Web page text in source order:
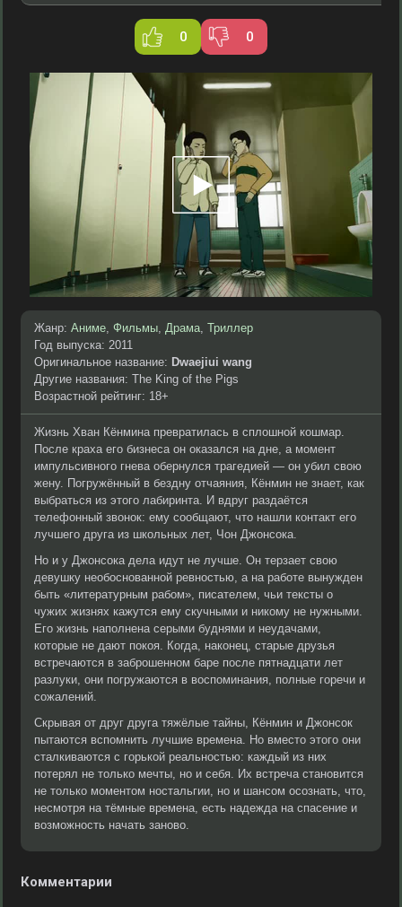
0 0
Жанр: Аниме, Фильмы, Драма, Триллер
Год выпуска: 2011
Оригинальное название: Dwaejiui wang
Другие названия: The King of the Pigs
Возрастной рейтинг: 18+
Жизнь Хван Кёнмина превратилась в сплошной кошмар.
После краха его бизнеса он оказался на дне, а момент
импульсивного гнева обернулся трагедией — он убил свою
жену. Погружённый в бездну отчаяния, Кёнмин не знает, как
выбраться из этого лабиринта. И вдруг раздаётся
телефонный звонок: ему сообщают, что нашли контакт его
лучшего друга из школьных лет, Чон Джонсока.
Но и у Джонсока дела идут не лучше. Он терзает свою
девушку необоснованной ревностью, а на работе вынужден
быть «литературным рабом», писателем, чьи тексты о
чужих жизнях кажутся ему скучными и никому не нужными.
Его жизнь наполнена серыми буднями и неудачами,
которые не дают покоя. Когда, наконец, старые друзья
встречаются в заброшенном баре после пятнадцати лет
разлуки, они погружаются в воспоминания, полные горечи и
сожалений.
Скрывая от друг друга тяжёлые тайны, Кёнмин и Джонсок
пытаются вспомнить лучшие времена. Но вместо этого они
сталкиваются с горькой реальностью: каждый из них
потерял не только мечты, но и себя. Их встреча становится
не только моментом ностальгии, но и шансом осознать, что,
несмотря на тёмные времена, есть надежда на спасение и
возможность начать заново.
Комментарии